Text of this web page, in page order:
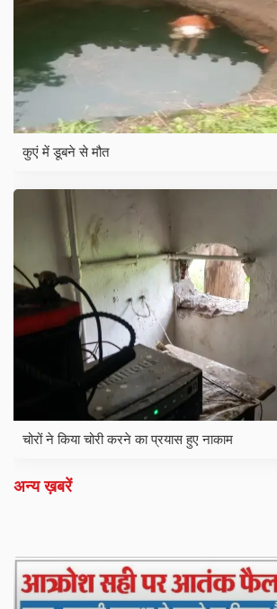
कुएं में डूबने से मौत
चोरों ने किया चोरी करने का प्रयास हुए नाकाम
अन्य ख़बरें